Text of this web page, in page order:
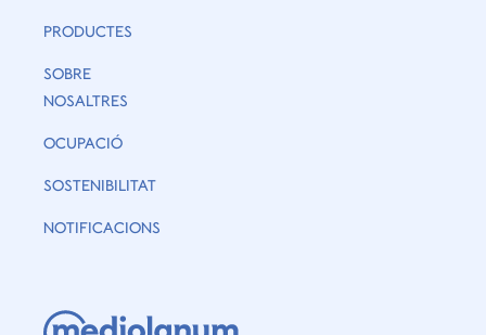
PRODUCTES
SOBRE
NOSALTRES
OCUPACIÓ
SOSTENIBILITAT
NOTIFICACIONS